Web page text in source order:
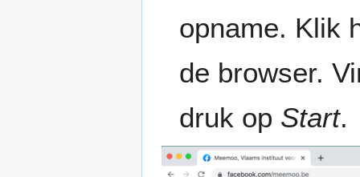
opname. Klik
de browser.
druk op Start.